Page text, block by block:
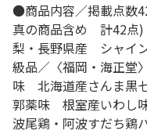
●商品内容／掲載点数
真の商品含め 計42点
梨・長野県産 シャイ
級品／〈福岡・海正堂
味 北海道産さんま黒
郭薬味 根室産いわし
波尾鶏・阿波すだち鶏